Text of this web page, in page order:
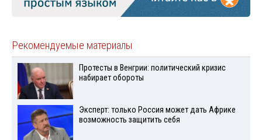
Рекомендуемые материалы
Протесты в Венгрии: политический кризис
набирает обороты
Эксперт: только Россия может дать Африке
возможность защитить себя